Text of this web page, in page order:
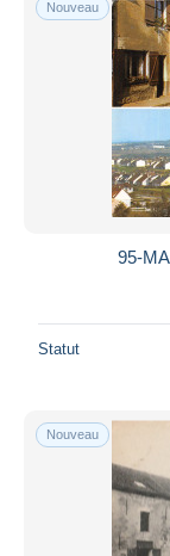
Livraison
Méthodes de
Visa
Tout désélectionner
Monde entier
Nouveau
95-
Statut
Nouveau